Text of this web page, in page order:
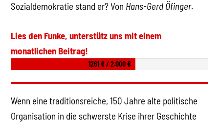
Sozialdemokratie stand er? Von Hans-Gerd Öfinger.
Lies den Funke, unterstütz uns mit einem
monatlichen Beitrag!
1261 € / 2.000 €
Wenn eine traditionsreiche, 150 Jahre alte politische
Organisation in die schwerste Krise ihrer Geschichte